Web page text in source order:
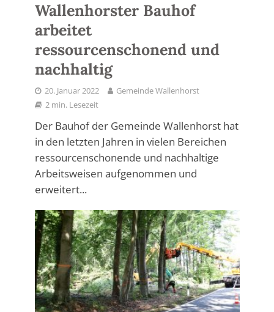
Wallenhorster Bauhof
arbeitet
ressourcenschonend und
nachhaltig
20. Januar 2022
Gemeinde Wallenhorst
2 min. Lesezeit
Der Bauhof der Gemeinde Wallenhorst hat
in den letzten Jahren in vielen Bereichen
ressourcenschonende und nachhaltige
Arbeitsweisen aufgenommen und
erweitert...